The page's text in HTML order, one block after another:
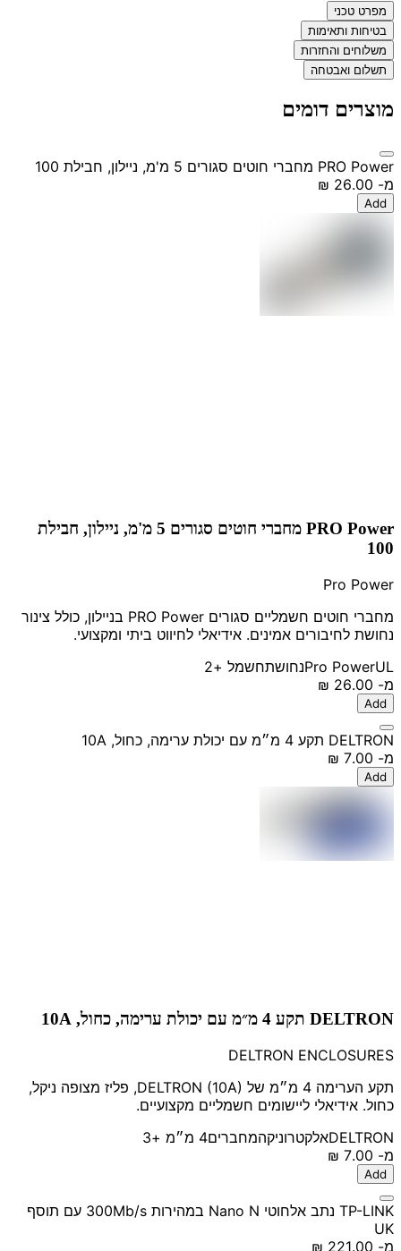
מפרט טכני
בטיחות ותאימות
משלוחים והחזרות
תשלום ואבטחה
מוצרים דומים
PRO Power מחברי חוטים סגורים 5 מ'מ, ניילון, חבילת 100
מ-
Add
PRO Power מחברי חוטים סגורים 5 מ'מ, ניילון, חבילת
100
Pro Power
מחברי חוטים חשמליים סגורים PRO Power בניילון, כולל צינור
נחושת לחיבורים אמינים. אידיאלי לחיווט ביתי ומקצועי.
Pro PowerUL נחושתחשמל +2
מ-
Add
DELTRON תקע 4 מ״מ עם יכולת ערימה, כחול, 10A
מ-
Add
DELTRON תקע 4 מ״מ עם יכולת ערימה, כחול, 10A
DELTRON ENCLOSURES
תקע הערימה 4 מ״מ של DELTRON (10A), פליז מצופה ניקל,
כחול. אידיאלי ליישומים חשמליים מקצועיים.
DELTRONאלקטרוניקהמחברים4 מ״מ
+3
מ-
Add
TP-LINK נתב אלחוטי Nano N במהירות 300Mb/s עם תוסף
UK
מ-